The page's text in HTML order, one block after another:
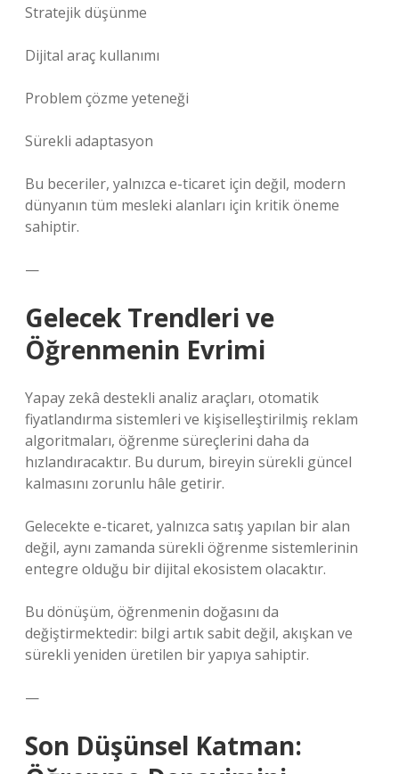
Stratejik düşünme
Dijital araç kullanımı
Problem çözme yeteneği
Sürekli adaptasyon
Bu beceriler, yalnızca e-ticaret için değil, modern
dünyanın tüm mesleki alanları için kritik öneme
sahiptir.
—
Gelecek Trendleri ve
Öğrenmenin Evrimi
Yapay zekâ destekli analiz araçları, otomatik
fiyatlandırma sistemleri ve kişiselleştirilmiş reklam
algoritmaları, öğrenme süreçlerini daha da
hızlandıracaktır. Bu durum, bireyin sürekli güncel
kalmasını zorunlu hâle getirir.
Gelecekte e-ticaret, yalnızca satış yapılan bir alan
değil, aynı zamanda sürekli öğrenme sistemlerinin
entegre olduğu bir dijital ekosistem olacaktır.
Bu dönüşüm, öğrenmenin doğasını da
değiştirmektedir: bilgi artık sabit değil, akışkan ve
sürekli yeniden üretilen bir yapıya sahiptir.
—
Son Düşünsel Katman: